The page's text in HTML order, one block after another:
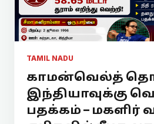
TAMIL NADU
காமன்வெல்த்
இந்தியாவுக்கு
பதக்கம் – மகளிர்